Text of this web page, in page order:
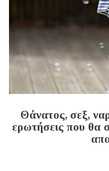
Θάνατος, σεξ,
ερωτήσεις που θα